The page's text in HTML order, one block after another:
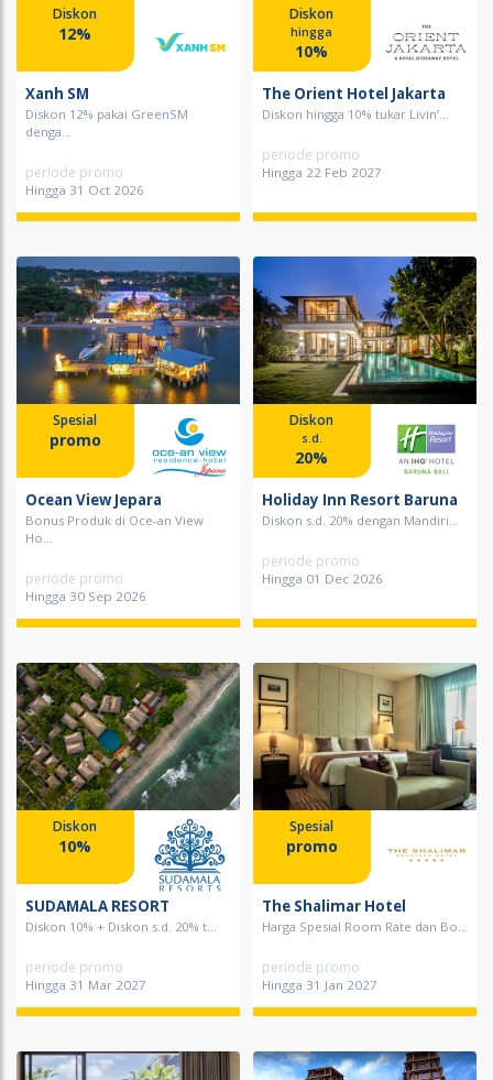
Diskon
12%
Xanh SM
Diskon 12% pakai GreenSM
denga...
periode promo
Hingga 31 Oct 2026
Diskon
hingga
10%
The Orient Hotel Jakarta
Diskon hingga 10% tukar Livin’...
periode promo
Hingga 22 Feb 2027
Spesial
promo
Ocean View Jepara
Bonus Produk di Oce-an View
Ho...
periode promo
Hingga 30 Sep 2026
Diskon
s.d.
20%
Holiday Inn Resort Baruna
Diskon s.d. 20% dengan Mandiri...
periode promo
Hingga 01 Dec 2026
Diskon
10%
SUDAMALA RESORT
Diskon 10% + Diskon s.d. 20% t...
periode promo
Hingga 31 Mar 2027
Spesial
promo
The Shalimar Hotel
Harga Spesial Room Rate dan Bo...
periode promo
Hingga 31 Jan 2027